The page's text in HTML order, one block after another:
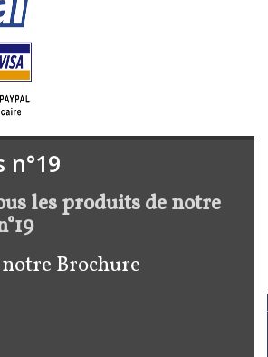
n°19
les produits de notre
Brochure